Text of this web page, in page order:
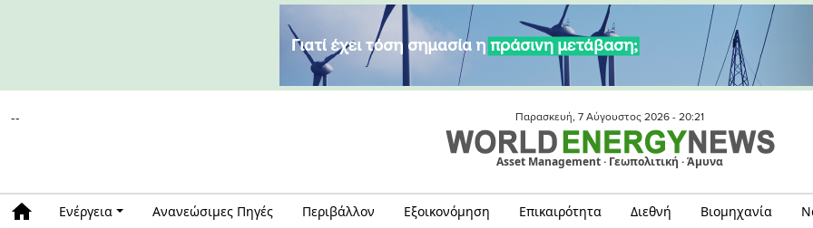
-- Παρασκευή, 7 Αύγουστος 2026 - 20:21
Asset Management · Γεωπολιτική · Άμυνα
Ενέργεια Ανανεώσιμες Πηγές Περιβάλλον Εξοικονόμηση Επικαιρότητα Διεθνή Βιομηχανία